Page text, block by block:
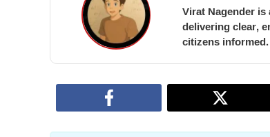
Virat Nagender
delivering clear,
citizens informed.